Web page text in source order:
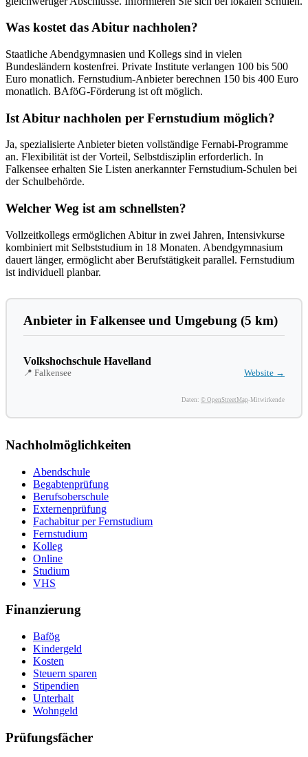
Was kostet das Abitur nachholen?
Staatliche Abendgymnasien und Kollegs sind in vielen
Bundesländern kostenfrei. Private Institute verlangen 100 bis 500
Euro monatlich. Fernstudium-Anbieter berechnen 150 bis 400 Euro
monatlich. BAföG-Förderung ist oft möglich.
Ist Abitur nachholen per Fernstudium möglich?
Ja, spezialisierte Anbieter bieten vollständige Fernabi-Programme
an. Flexibilität ist der Vorteil, Selbstdisziplin erforderlich. In
Falkensee erhalten Sie Listen anerkannter Fernstudium-Schulen bei
der Schulbehörde.
Welcher Weg ist am schnellsten?
Vollzeitkollegs ermöglichen Abitur in zwei Jahren, Intensivkurse
kombiniert mit Selbststudium in 18 Monaten. Abendgymnasium
dauert länger, ermöglicht aber Berufstätigkeit parallel. Fernstudium
ist individuell planbar.
Anbieter in Falkensee und Umgebung (5 km)
Volkshochschule Havelland
📍 Falkensee Website →
Daten: © OpenStreetMap-Mitwirkende
Nachholmöglichkeiten
Abendschule
Begabtenprüfung
Berufsoberschule
Externenprüfung
Fachabitur per Fernstudium
Fernstudium
Kolleg
Online
Studium
VHS
Finanzierung
Bafög
Kindergeld
Kosten
Steuern sparen
Stipendien
Unterhalt
Wohngeld
Prüfungsfächer